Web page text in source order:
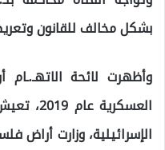
بشكل مخالف للقانون
وأظهرت لائحة
الإسرائيلية، وزارت أراض